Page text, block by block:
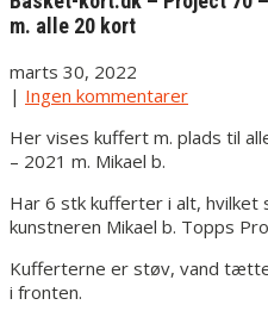
m. alle 20 kort
marts 30, 2022
| Ingen kommentarer
Her vises kuffert m. plads til
– 2021 m. Mikael b.
Har 6 stk kufferter i alt,
kunstneren Mikael b. Topps
Kufferterne er støv, vand
i fronten.